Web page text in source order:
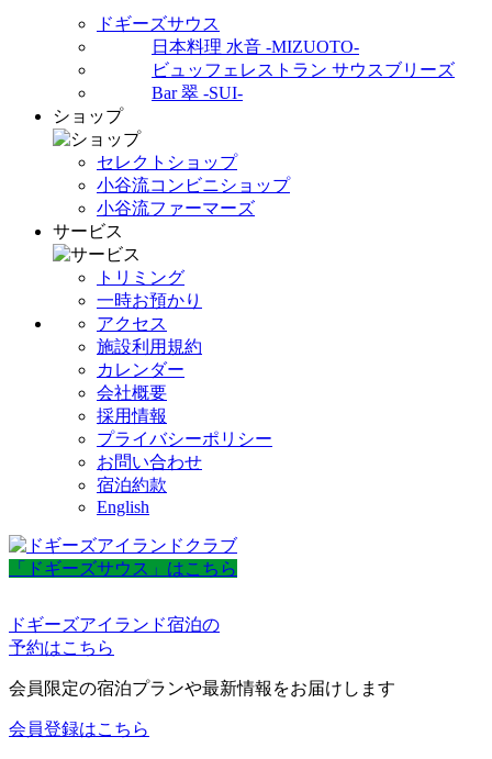
ドギーズサウス
日本料理 水音 -MIZUOTO-
ビュッフェレストラン サウスブリーズ
Bar 翠 -SUI-
ショップ
セレクトショップ
小谷流コンビニショップ
小谷流ファーマーズ
サービス
トリミング
一時お預かり
アクセス
施設利用規約
カレンダー
会社概要
採用情報
プライバシーポリシー
お問い合わせ
宿泊約款
English
「ドギーズサウス」はこちら
ドギーズアイランド宿泊の
予約はこちら
会員限定の宿泊プランや最新情報をお届けします
会員登録はこちら